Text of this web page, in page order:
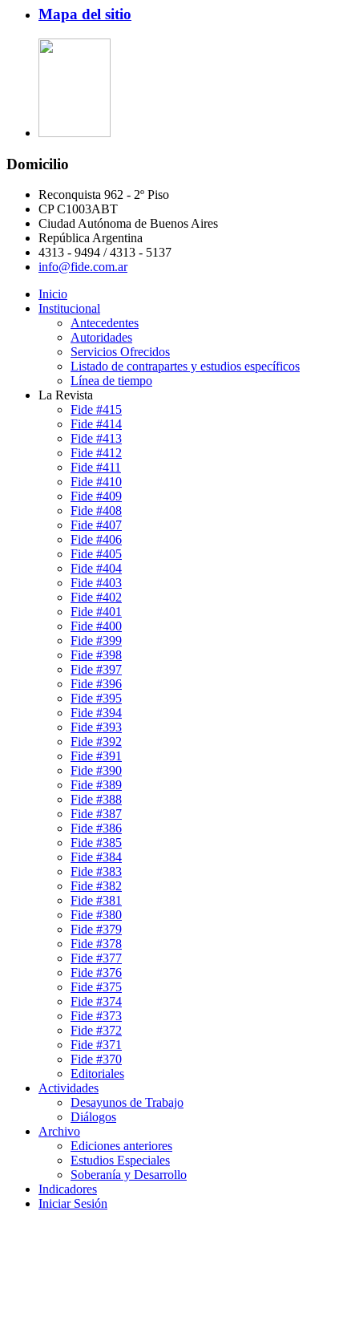
Mapa del sitio
Domicilio
Reconquista 962 - 2º Piso
CP C1003ABT
Ciudad Autónoma de Buenos Aires
República Argentina
4313 - 9494 / 4313 - 5137
info@fide.com.ar
Inicio
Institucional
Antecedentes
Autoridades
Servicios Ofrecidos
Listado de contrapartes y estudios específicos
Línea de tiempo
La Revista
Fide #415
Fide #414
Fide #413
Fide #412
Fide #411
Fide #410
Fide #409
Fide #408
Fide #407
Fide #406
Fide #405
Fide #404
Fide #403
Fide #402
Fide #401
Fide #400
Fide #399
Fide #398
Fide #397
Fide #396
Fide #395
Fide #394
Fide #393
Fide #392
Fide #391
Fide #390
Fide #389
Fide #388
Fide #387
Fide #386
Fide #385
Fide #384
Fide #383
Fide #382
Fide #381
Fide #380
Fide #379
Fide #378
Fide #377
Fide #376
Fide #375
Fide #374
Fide #373
Fide #372
Fide #371
Fide #370
Editoriales
Actividades
Desayunos de Trabajo
Diálogos
Archivo
Ediciones anteriores
Estudios Especiales
Soberanía y Desarrollo
Indicadores
Iniciar Sesión